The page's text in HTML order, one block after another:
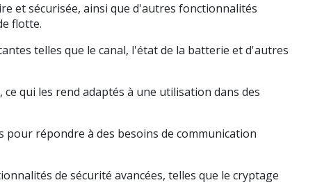
et sécurisée, ainsi que d'autres fonctionnalités
flotte.
telles que le canal, l'état de la batterie et d'autres
qui les rend adaptés à une utilisation dans des
pour répondre à des besoins de communication
de sécurité avancées, telles que le cryptage